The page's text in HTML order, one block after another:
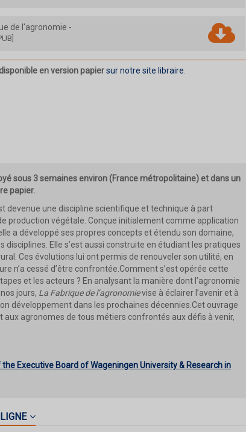
de l'agronomie -
disponible en version papiersur notre site libraire
sous 3 semaines environ (France métropolitaine) et dans un
papier.
devenue une discipline scientifique et technique à part
production végétale. Conçue initialement comme application
a développé ses propres concepts et étendu son domaine,
Elle s’est aussi construite en étudiant les pratiques
Ces évolutions lui ont permis de renouveler son utilité, en
n’a cessé d’être confrontée.Comment s’est opérée cette
et les acteurs ? En analysant la manière dont l’agronomie
jours, La Fabrique de l’agronomievise à éclairer l’avenir et à
développement dans les prochaines décennies.Cet ouvrage
aux agronomes de tous métiers confrontés aux défis à venir,
Executive Boardof Wageningen University & Researchin